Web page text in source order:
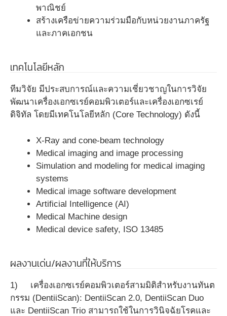
พาณิชย์
สร้างเครือข่ายความร่วมมือกับหน่วยงานภาครัฐ
และภาคเอกชน
เทคโนโลยีหลัก
ทีมวิจัย มีประสบการณ์และความเชี่ยวชาญในการวิจัย
พัฒนาเครื่องเอกซเรย์คอมพิวเตอร์และเครื่องเอกซเรย์
ดิจิทัล โดยมีเทคโนโลยีหลัก (Core Technology) ดังนี้
X-Ray and cone-beam technology
Medical imaging and image processing
Simulation and modeling for medical imaging
systems
Medical image software development
Artificial Intelligence (AI)
Medical Machine design
Medical device safety, ISO 13485
ผลงานเด่น/ผลงานที่ให้บริการ
1) เครื่องเอกซเรย์คอมพิวเตอร์สามมิติสำหรับงานทันต
กรรม (DentiiScan): DentiiScan 2.0, DentiiScan Duo
และ DentiiScan Trio สามารถใช้ในการวินิจฉัยโรคและ